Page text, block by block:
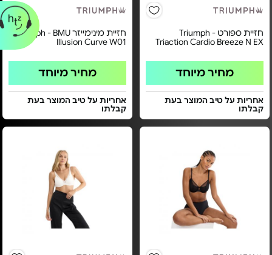
חזיית ספורט Triumph -
Triaction Cardio Breeze N EX
מחיר מיוחד
אחריות על טיב המוצר בעת
קבלתו
חזיית מינימייזר Triumph - BMU
Illusion Curve W01
מחיר מיוחד
אחריות על טיב המוצר בעת
קבלתו